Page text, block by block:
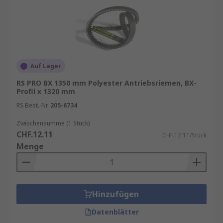
Umgebungsbedingungen (Hitze, Öl, Staub,
Falls Sie unsicher sind, können Sie Ihren alten
Riemen einfach anhand der aufgedruckten
Kennzeichnung identifizieren – oder Sie messen
die Länge und das Profil nach.
Auf Lager
RS PRO BX 1350 mm Polyester Antriebsriemen, BX-
Profil x 1320 mm
RS Best.-Nr. 205-6734
Zwischensumme (1 Stück)
CHF.12.11 CHF.12.11/Stück
Menge
Hinzufügen
Datenblätter